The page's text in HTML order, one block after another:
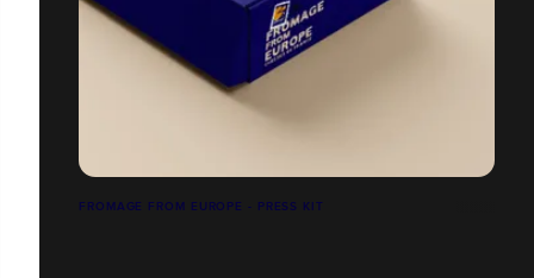
FROMAGE FROM EUROPE - PRESS KIT